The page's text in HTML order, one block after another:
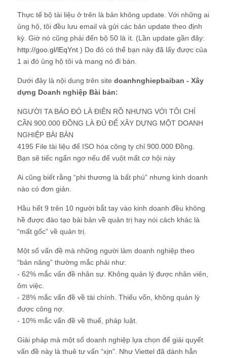
Thực tế bộ tài liệu ở trên là bản không update. Với những ai
ủng hộ, tôi đều lưu email và gửi các bản update theo định
kỳ. Giờ nó cũng phải đến bộ 50 là ít. (Lần update gần đây:
http://goo.gl/lEqYnt ) Do đó có thể bạn này đã lấy được của
1 ai đó ủng hộ tôi và mang nó đi bán.
Dưới đây là nội dung trên site doanhnghiepbaiban - Xây
dựng Doanh nghiệp Bài bản:
NGƯỜI TA BẢO ĐÓ LÀ ĐIÊN RỒ NHƯNG VỚI TÔI CHỈ
CẦN 900.000 ĐỒNG LÀ ĐỦ ĐỂ XÂY DỰNG MỘT DOANH
NGHIỆP BÀI BẢN
4195 File tài liệu để ISO hóa công ty chỉ 900.000 Đồng.
Bạn sẽ tiếc ngẩn ngơ nếu để vuột mất cơ hội này
Ai cũng biết rằng “phi thương là bất phú” nhưng kinh doanh
nào có đơn giản.
Hầu hết 9 trên 10 người bắt tay vào kinh doanh đều không
hề được đào tạo bài bản về quản trị hay nói cách khác là
“mất gốc” về quản trị.
Một số vấn đề mà những người làm doanh nghiệp theo
“bản năng” thường mắc phải như:
- 62% mắc vấn đề nhân sự. Không quản lý được nhân viên,
ôm việc.
- 28% mắc vấn đề về tài chính. Thiếu vốn, không quản lý
được công nợ.
- 10% mắc vấn đề về thuế, pháp luật.
Giải pháp mà một số doanh nghiệp lựa chọn để giải quyết
vấn đề này là thuê tư vấn “xịn”. Như Viettel đã dành hẳn